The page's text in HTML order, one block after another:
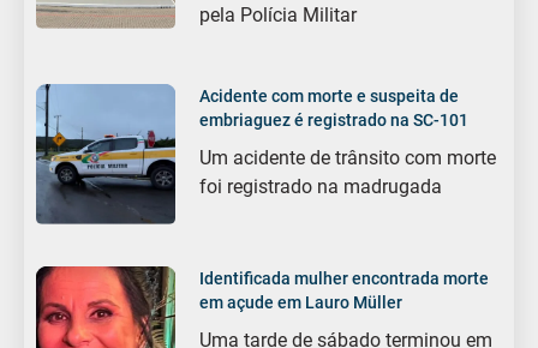
pela Polícia Militar
Acidente com morte e suspeita de
embriaguez é registrado na SC-101
Um acidente de trânsito com morte
foi registrado na madrugada
Identificada mulher encontrada morte
em açude em Lauro Müller
Uma tarde de sábado terminou em